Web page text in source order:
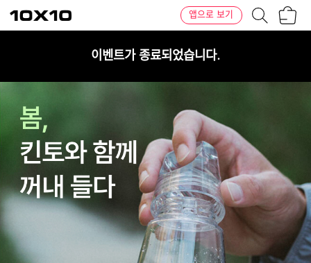
텐
바
앱으로 보기
이벤트가 종료되었습니다.